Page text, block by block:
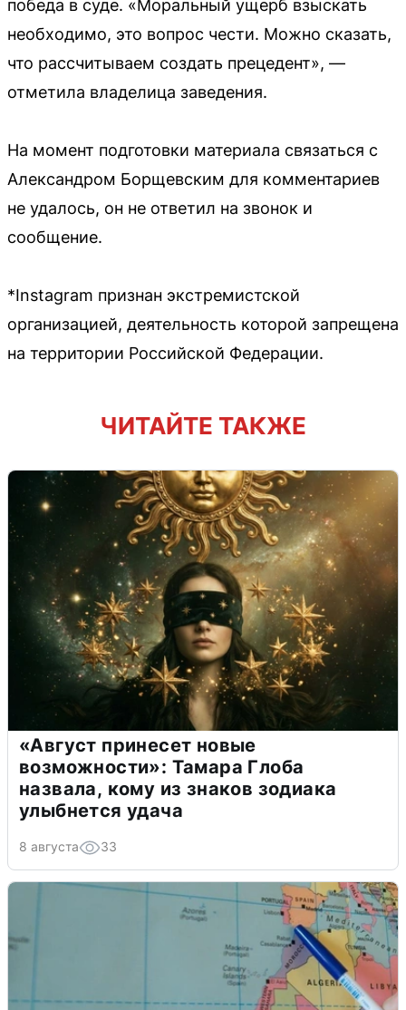
победа в суде. «Моральный ущерб взыскать
необходимо, это вопрос чести. Можно сказать,
что рассчитываем создать прецедент», —
отметила владелица заведения.
На момент подготовки материала связаться с
Александром Борщевским для комментариев
не удалось, он не ответил на звонок и
сообщение.
*Instagram признан экстремистской
организацией, деятельность которой запрещена
на территории Российской Федерации.
ЧИТАЙТЕ ТАКЖЕ
«Август принесет новые
возможности»: Тамара Глоба
назвала, кому из знаков зодиака
улыбнется удача
8 августа 33